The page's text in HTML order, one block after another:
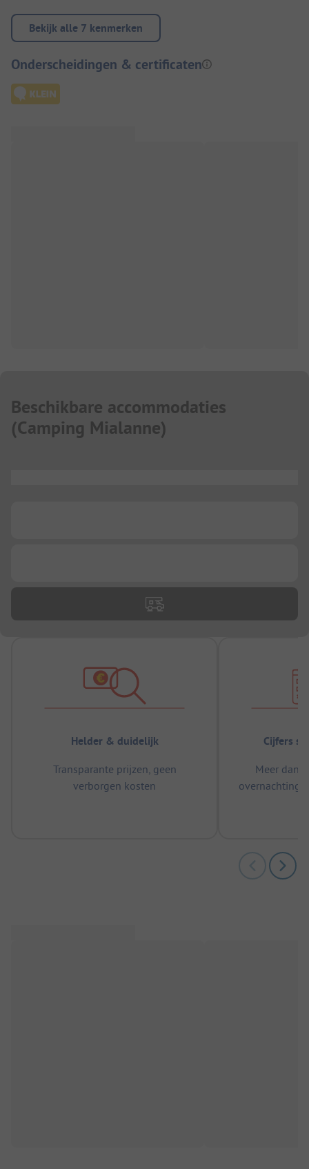
Bekijk alle 7 kenmerken
Onderscheidingen & certificaten
Beschikbare accommodaties
(Camping Mialanne)
Helder & duidelijk
Transparante prijzen, geen
verborgen kosten
Cijfers
Meer dan